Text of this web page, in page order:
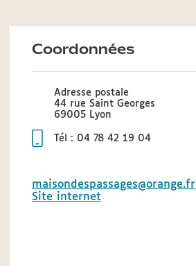
Coordonnées
Adresse postale
44 rue Saint Georges
69005 Lyon
Tél : 04 78 42 19 04
maisondespassages@orange.fr
Site internet